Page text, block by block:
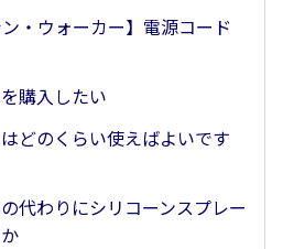
ン・ウォーカー】電源コード
購入したい
どのくらい使えばよいです
代わりにシリコーンスプレー